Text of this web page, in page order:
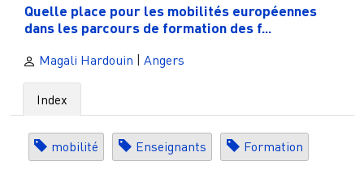
Quelle place pour les mobilités européennes
dans les parcours de formation des f...
Magali Hardouin | Angers
Index
mobilité Enseignants Formation